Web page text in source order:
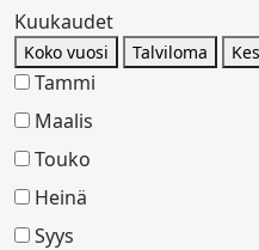
Kuukaudet
Koko vuosi Talviloma
Tammi
Maalis
Touko
Heinä
Syys